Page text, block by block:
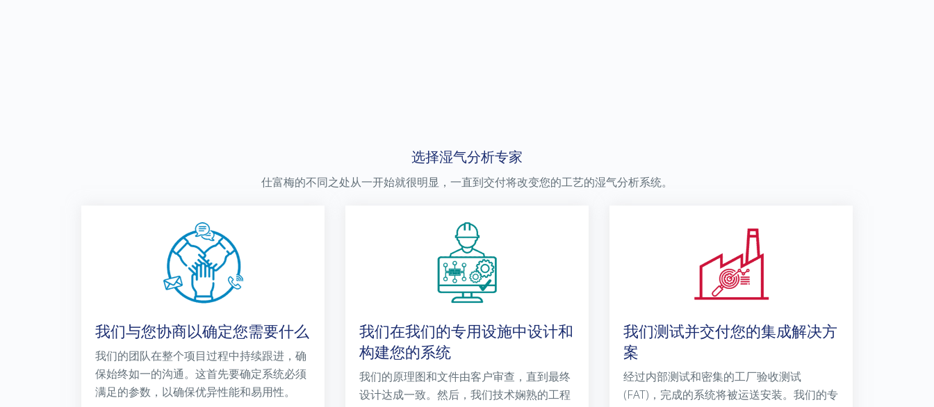
选择湿气分析专家
仕富梅的不同之处从一开始就很明显，一直到交付将改变您的工艺的湿气分析系统。
我们与您协商以确定您需要什么
我们的团队在整个项目过程中持续跟进，确
保始终如一的沟通。这首先要确定系统必须
满足的参数，以确保优异性能和易用性。
我们在我们的专用设施中设计和
构建您的系统
我们的原理图和文件由客户审查，直到最终
设计达成一致。然后，我们技术娴熟的工程
我们测试并交付您的集成解决方
案
经过内部测试和密集的工厂验收测试
(FAT)，完成的系统将被运送安装。我们的专